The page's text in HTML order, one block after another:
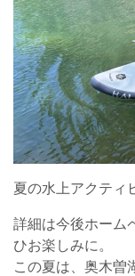
夏の水上アクティ
詳細は今後ホーム
ひお楽しみに。
この夏は、奥木曽